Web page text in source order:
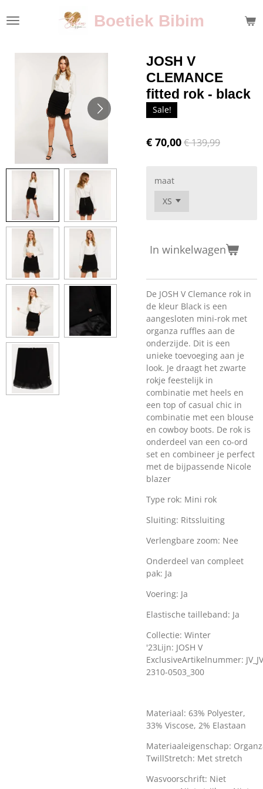
direct
Boetiek Bibim
JOSH V
CLEMANCE
fitted rok - black
Sale!
€ 70,00€ 139,99
maat
In winkelwagen
De JOSH V Clemance rok in
de kleur Black is een
aangesloten mini-rok met
organza ruffles aan de
onderzijde. Dit is een
unieke toevoeging aan je
look. Je draagt het zwarte
rokje feestelijk in
combinatie met heels en
een top of casual chic in
combinatie met een blouse
en cowboy boots. De rok is
onderdeel van een co-ord
set en combineer je perfect
met de bijpassende Nicole
blazer
Type rok: Mini rok
Sluiting: Ritssluiting
Verlengbare zoom: Nee
Onderdeel van compleet
pak: Ja
Voering: Ja
Elastische tailleband: Ja
Collectie: Winter
'23Lijn: JOSH V
ExclusiveArtikelnummer:
2310-0503_300
Materiaal: 63% Polyester,
33% Viscose, 2% Elastaan
Materiaaleigenschap:
TwillStretch: Met stretch
Wasvoorschrift: Niet